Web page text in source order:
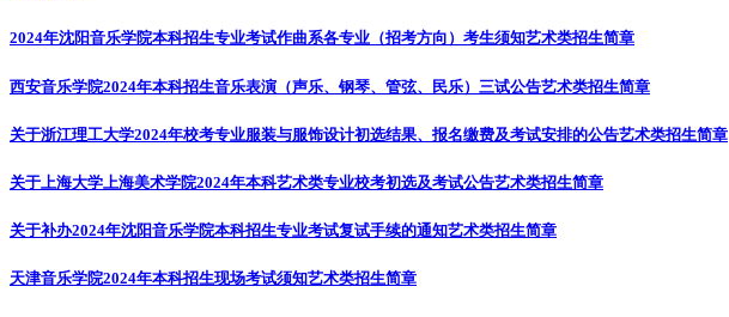
2024年沈阳音乐学院本科招生专业考试作曲系各专业（招考方向）考生须知艺术类招生简章
西安音乐学院2024年本科招生音乐表演（声乐、钢琴、管弦、民乐）三试公告艺术类招生简章
关于浙江理工大学2024年校考专业服装与服饰设计初选结果、报名缴费及考试安排的公告艺术类招生简章
关于上海大学上海美术学院2024年本科艺术类专业校考初选及考试公告艺术类招生简章
关于补办2024年沈阳音乐学院本科招生专业考试复试手续的通知艺术类招生简章
天津音乐学院2024年本科招生现场考试须知艺术类招生简章